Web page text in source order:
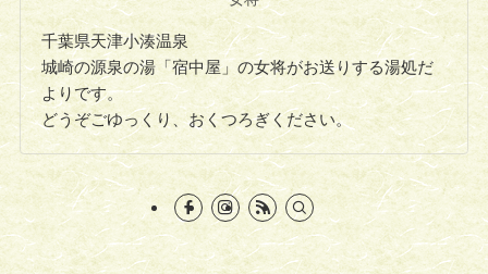
千葉県天津小湊温泉
城崎の源泉の湯「宿中屋」の女将がお送りする湯処だ
よりです。
どうぞごゆっくり、おくつろぎください。